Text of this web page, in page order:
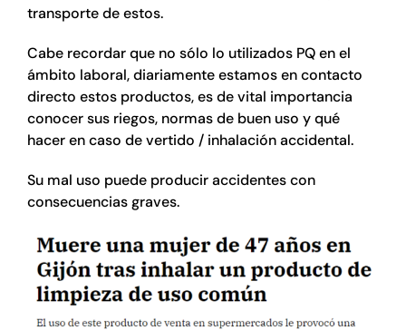
transporte de estos.
Cabe recordar que no sólo lo utilizados PQ en el
ámbito laboral, diariamente estamos en contacto
directo estos productos, es de vital importancia
conocer sus riegos, normas de buen uso y qué
hacer en caso de vertido / inhalación accidental.
Su mal uso puede producir accidentes con
consecuencias graves.